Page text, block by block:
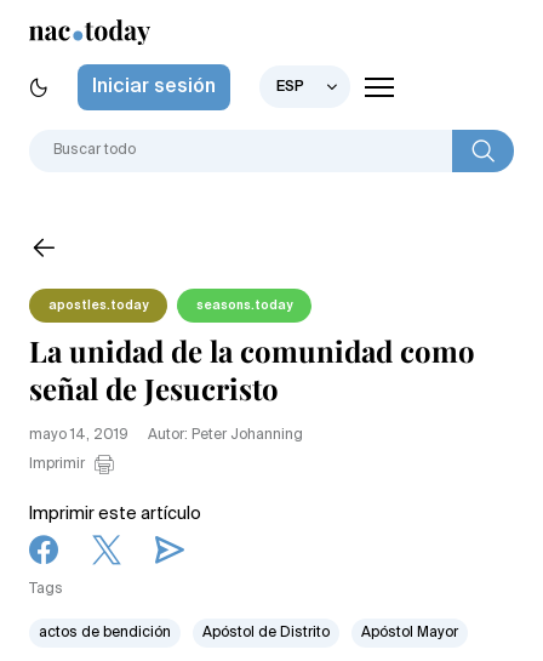
Iniciar sesión ESP
apostles.today seasons.today
La unidad de la comunidad como
señal de Jesucristo
mayo 14, 2019
Autor: Peter Johanning
Imprimir
Imprimir este artículo
Tags
actos de bendición Apóstol de Distrito Apóstol Mayor